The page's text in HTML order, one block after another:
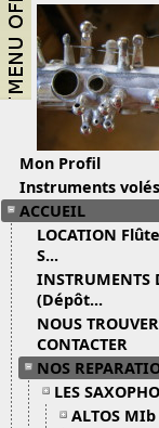
Mon Profil
Instruments volés
ACCUEIL
LOCATION
S...
INSTRUMENTS
(Dépôt...
NOUS
CONTACTER
NOS
LES
ALTOS MIb